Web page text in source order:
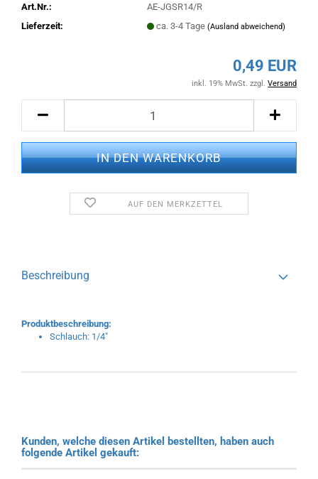
Art.Nr.:
AE-JGSR14/R
Lieferzeit:
ca. 3-4 Tage (Ausland abweichend)
0,49 EUR
inkl. 19% MwSt. zzgl. Versand
AUF DEN MERKZETTEL
Beschreibung
Produktbeschreibung:
Schlauch: 1/4"
Kunden, welche diesen Artikel bestellten, haben auch
folgende Artikel gekauft: